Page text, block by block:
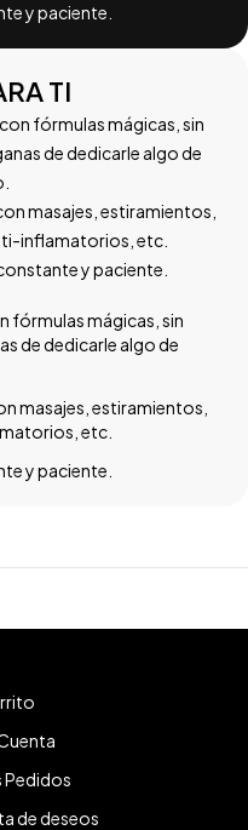
y paciente.
TI
fórmulas mágicas, sin
de dedicarle algo de
masajes, estiramientos,
inflamatorios, etc.
y paciente.
fórmulas mágicas, sin
de dedicarle algo de
masajes, estiramientos,
etc.
y paciente.
Pedidos
de deseos